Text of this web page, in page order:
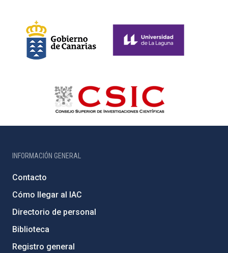
INFORMACIÓN GENERAL
Contacto
Cómo llegar al IAC
Directorio de personal
Biblioteca
Registro general